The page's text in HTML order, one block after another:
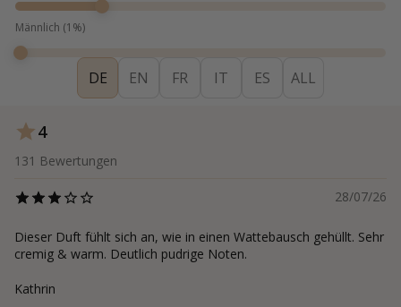
Männlich (1 %)
DE EN FR IT ES ALL
4
131 Bewertungen
28/07/26
Dieser Duft fühlt sich an, wie in einen Wattebausch gehüllt. Sehr
cremig & warm. Deutlich pudrige Noten.
Kathrin